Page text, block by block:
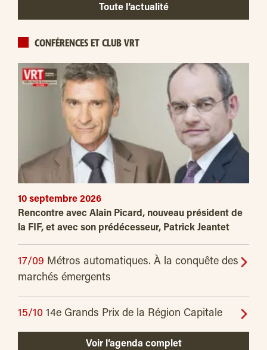
Toute l’actualité
CONFÉRENCES ET CLUB VRT
10 septembre 2026
Rencontre avec Alain Picard, nouveau président de
la FIF, et avec son prédécesseur, Patrick Jeantet
17/09 Métros automatiques. À la conquête des
marchés émergents
15/10 14e Grands Prix de la Région Capitale
Voir l’agenda complet